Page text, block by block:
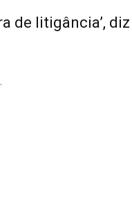
de litigância’,